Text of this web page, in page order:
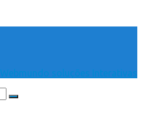
Webmundo soluções Interativas